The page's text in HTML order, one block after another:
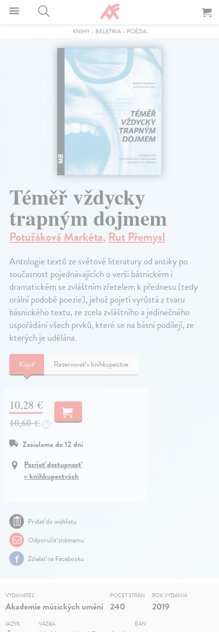
KNIHY- BELETRIA- POÉZIA
Téměř vždycky
trapným dojmem
Potužáková Markéta,Rut Přemysl
Antologie textů ze světové literatury od antiky po
současnost pojednávajících o verši básnickém i
dramatickém se zvláštním zřetelem k přednesu (tedy
orální podobě poezie), jehož pojetí vyrůstá z tvaru
básnického textu, ze zcela zvláštního a jedinečného
uspořádání všech prvků, které se na básni podílejí, ze
kterých je udělána.
Kúpiť Rezervovať v kníhkupectve
10,28 €
10,60 € ?
Zasielame do 12 dní
Pozrieť dostupnosť
v kníhkupectvách
Pridať do wishlistu
Odporučiť známemu
Zdielať na Facebooku
VYDAVATEĽ
Akademie múzických umění
POČET STRÁN
240
ROK VYDANIA
2019
JAZYK VÄZBA EAN